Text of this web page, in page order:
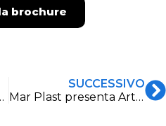
brochure
un bagno igienico e resistente
SUCCESSIVO
Mar Plast presenta Artemis, l’innovativo distributore automatico per assorbenti